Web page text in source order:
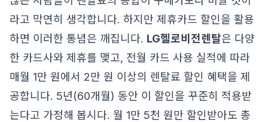
라고 막연히 생각합니다. 하지만 제휴카드 할인을 활용
하면 이러한 통념은 깨집니다. LG헬로비전렌탈은 다양
한 카드사와 제휴를 맺고, 전월 카드 사용 실적에 따라
매월 1만 원에서 2만 원 이상의 렌탈료 할인 혜택을 제
공합니다. 5년(60개월) 동안 이 할인을 꾸준히 적용받
는다고 가정해 봅시다. 월 1만 5천 원만 할인받아도 총